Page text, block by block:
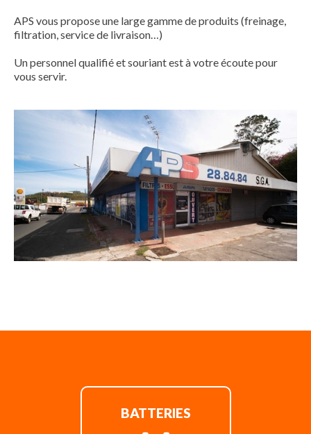
APS vous propose une large gamme de produits (freinage,
filtration, service de livraison…)
Un personnel qualifié et souriant est à votre écoute pour
vous servir.
BATTERIES